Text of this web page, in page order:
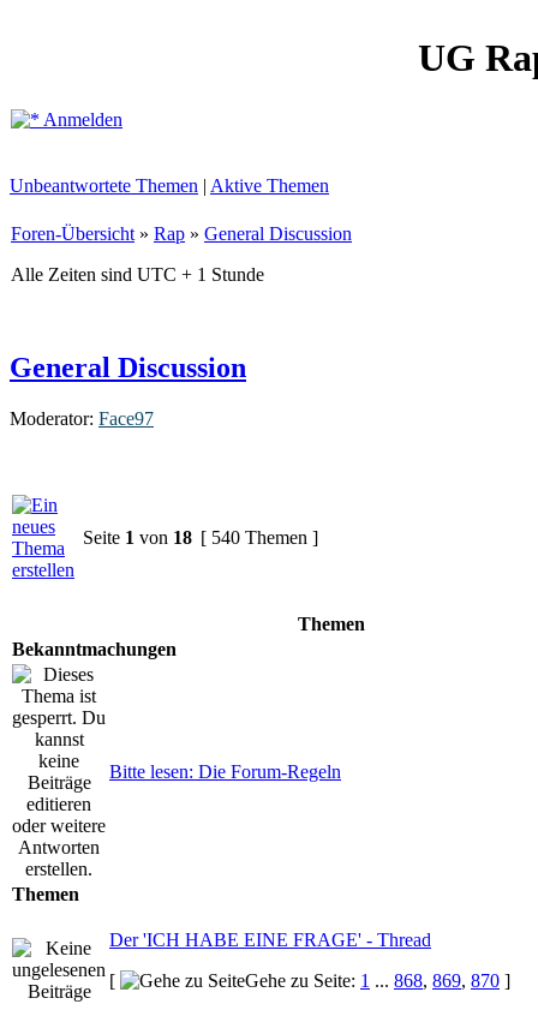
UG
Anmelden
Unbeantwortete Themen | Aktive Themen
Foren-Übersicht » Rap » General Discussion
Alle Zeiten sind UTC + 1 Stunde
General Discussion
Moderator: Face97
Seite 1 von 18 [ 540 Themen ]
Themen
Bekanntmachungen
Bitte lesen: Die Forum-Regeln
Themen
Der 'ICH HABE EINE FRAGE' - Thread
[
Gehe zu Seite: 1 ... 868, 869, 870 ]